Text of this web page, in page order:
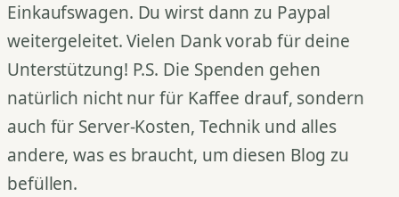
Einkaufswagen. Du wirst dann zu Paypal
weitergeleitet. Vielen Dank vorab für deine
Unterstützung! P.S. Die Spenden gehen
natürlich nicht nur für Kaffee drauf, sondern
auch für Server-Kosten, Technik und alles
andere, was es braucht, um diesen Blog zu
befüllen.